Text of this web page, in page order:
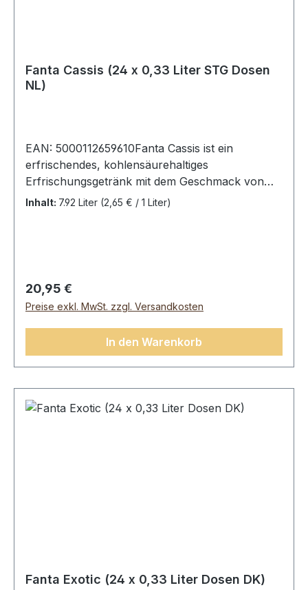
Fanta Cassis (24 x 0,33 Liter STG Dosen
NL)
EAN: 5000112659610Fanta Cassis ist ein
erfrischendes, kohlensäurehaltiges
Erfrischungsgetränk mit dem Geschmack von
schwarzem Johannisbeersaft.Fanta Cassis, 24
Johannisbeeren; Konservierungsmittel:
Kaliumsorbat.Durchschnittliche Nährwerte
pro:100 mlEnergie 191Kj/45kcalFett0 gdavon ges.
Fettsäuren0 gKolenhydrate10,9 gdavon
Inhalt: 7.92 Liter (2,65 € / 1 Liter)
Regulärer Preis:
20,95 €
Preise exkl. MwSt. zzgl. Versandkosten
In den Warenkorb
Fanta Exotic (24 x 0,33 Liter Dosen DK)